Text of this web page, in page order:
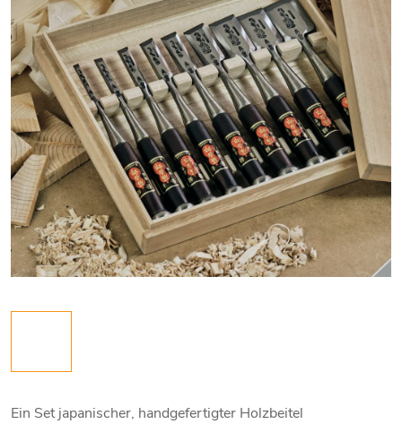
Ein Set japanischer, handgefertigter Holzbeitel